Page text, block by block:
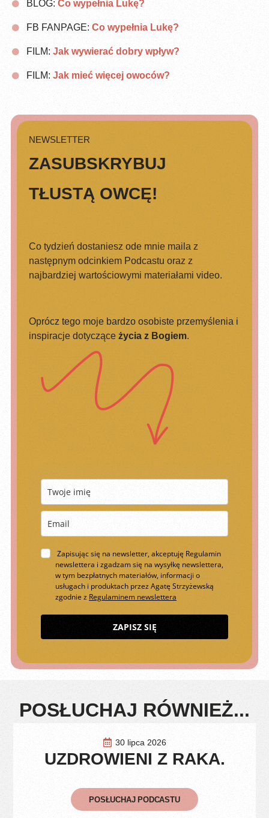
BLOG: Co wypełnia Lukę?
FB FANPAGE: Co wypełnia Lukę?
FILM: Jak wywierać dobry wpływ?
FILM: Jak mieć więcej owoców?
NEWSLETTER
ZASUBSKRYBUJ
TŁUSTĄ OWCĘ!
Co tydzień dostaniesz ode mnie maila z
następnym odcinkiem Podcastu oraz z
najbardziej wartościowymi materiałami video.
Oprócz tego moje bardzo osobiste przemyślenia i
inspiracje dotyczące życia z Bogiem.
Zapisując się na newsletter, akceptuję Regulamin
newslettera i zgadzam się na wysyłkę newslettera,
w tym bezpłatnych materiałów, informacji o
usługach i produktach przez Agatę Strzyżewską
zgodnie z Regulaminem newslettera
ZAPISZ SIĘ
POSŁUCHAJ RÓWNIEŻ...
30 lipca 2026
UZDROWIENI Z RAKA.
POSŁUCHAJ PODCASTU